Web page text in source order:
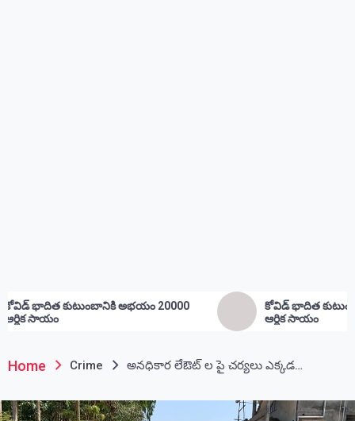
20000
కోవిడ్ భాదిత కుటుంభం కి అభయం 20000
Home Crime అనధికార లేఔట్ ల పై చర్యలు ఎక్కడ…